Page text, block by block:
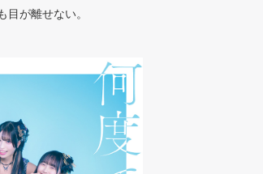
目が離せない。